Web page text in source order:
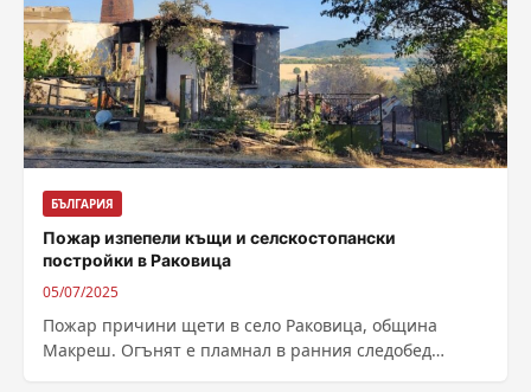
БЪЛГАРИЯ
Пожар изпепели къщи и селскостопански
постройки в Раковица
05/07/2025
Пожар причини щети в село Раковица, община
Макреш. Огънят е пламнал в ранния следобед